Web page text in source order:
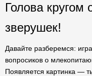
Голова кругом
зверушек!
Давайте разберемся:
вопросиков о
Появляется картинка —